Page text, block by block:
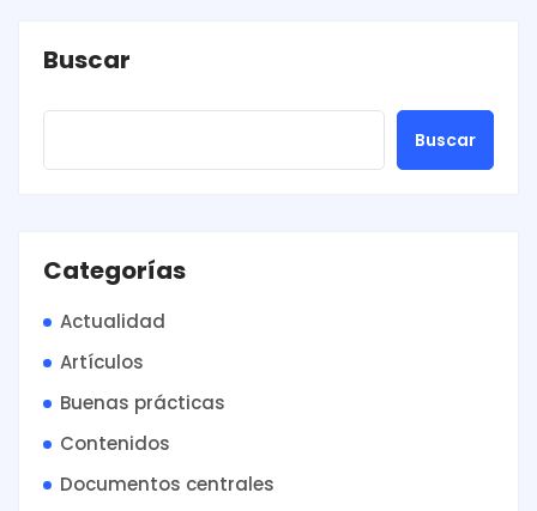
Buscar
Buscar
Categorías
Actualidad
Artículos
Buenas prácticas
Contenidos
Documentos centrales